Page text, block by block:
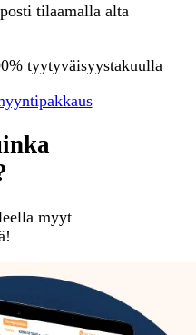
tilaamalla alta
tyytyväisyystakuulla
myyt